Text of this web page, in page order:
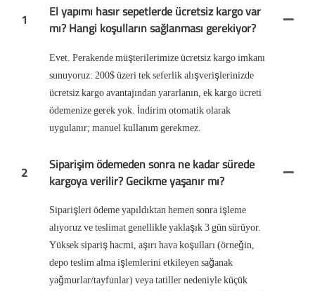
1
El yapımı hasır sepetlerde ücretsiz kargo var
mı? Hangi koşulların sağlanması gerekiyor?
Evet. Perakende müşterilerimize ücretsiz kargo imkanı
sunuyoruz: 200$ üzeri tek seferlik alışverişlerinizde
ücretsiz kargo avantajından yararlanın, ek kargo ücreti
ödemenize gerek yok. İndirim otomatik olarak
uygulanır; manuel kullanım gerekmez.
2
Siparişim ödemeden sonra ne kadar sürede
kargoya verilir? Gecikme yaşanır mı?
Siparişleri ödeme yapıldıktan hemen sonra işleme
alıyoruz ve teslimat genellikle yaklaşık 3 gün sürüyor.
Yüksek sipariş hacmi, aşırı hava koşulları (örneğin,
depo teslim alma işlemlerini etkileyen sağanak
yağmurlar/tayfunlar) veya tatiller nedeniyle küçük